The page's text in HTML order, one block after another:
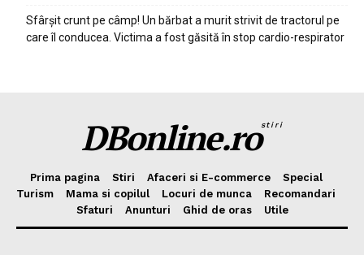
Sfârșit crunt pe câmp! Un bărbat a murit strivit de tractorul pe
care îl conducea. Victima a fost găsită în stop cardio-respirator
DBonline.rostiri
Prima pagina Stiri Afaceri si E-commerce
Special
Turism
Mama si copilul Locuri de munca
Recomandari
Sfaturi
Anunturi Ghid de oras Utile